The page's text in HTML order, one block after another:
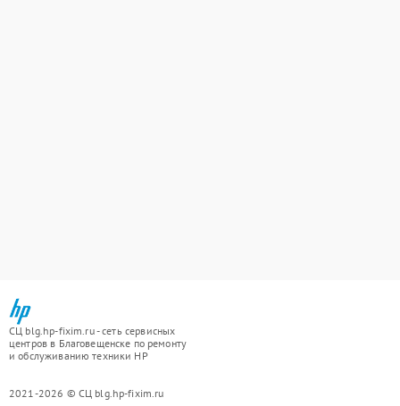
СЦ blg.hp-fixim.ru - сеть сервисных
центров в Благовещенске по ремонту
и обслуживанию техники HP
2021-2026 © СЦ blg.hp-fixim.ru